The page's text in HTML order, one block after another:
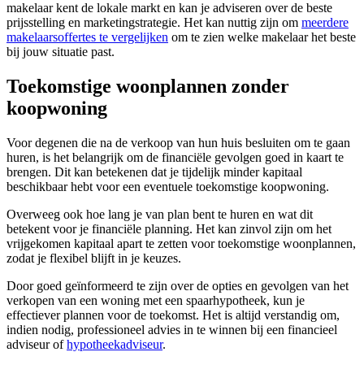
makelaar kent de lokale markt en kan je adviseren over de beste
prijsstelling en marketingstrategie. Het kan nuttig zijn om meerdere
makelaarsoffertes te vergelijken om te zien welke makelaar het beste
bij jouw situatie past.
Toekomstige woonplannen zonder
koopwoning
Voor degenen die na de verkoop van hun huis besluiten om te gaan
huren, is het belangrijk om de financiële gevolgen goed in kaart te
brengen. Dit kan betekenen dat je tijdelijk minder kapitaal
beschikbaar hebt voor een eventuele toekomstige koopwoning.
Overweeg ook hoe lang je van plan bent te huren en wat dit
betekent voor je financiële planning. Het kan zinvol zijn om het
vrijgekomen kapitaal apart te zetten voor toekomstige woonplannen,
zodat je flexibel blijft in je keuzes.
Door goed geïnformeerd te zijn over de opties en gevolgen van het
verkopen van een woning met een spaarhypotheek, kun je
effectiever plannen voor de toekomst. Het is altijd verstandig om,
indien nodig, professioneel advies in te winnen bij een financieel
adviseur ofhypotheekadviseur.